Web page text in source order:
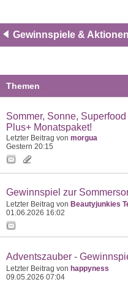
Gewinnspiele & Aktionen
Themen
Sommer, Sonne,
Plus+ Monatspaket!
Letzter Beitrag von morgua
Gestern 20:15
Gewinnspiel zur
Letzter Beitrag von Beautyjunkies
01.06.2026 16:02
Adventszauber -
Letzter Beitrag von happyness
09.05.2026 07:04